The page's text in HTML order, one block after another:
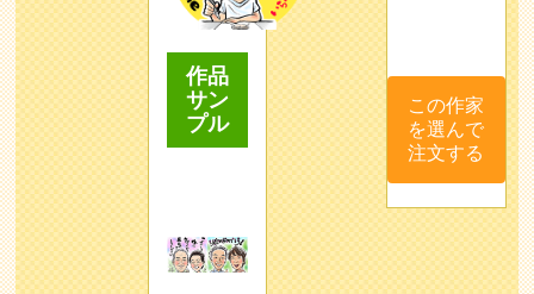
作品
サン
プル
この作家
を選んで
注文する